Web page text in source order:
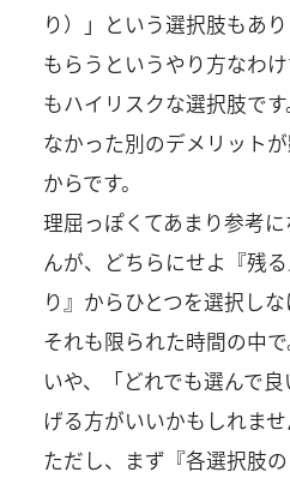
り）」という選択肢もあ
もらうというやり方なわ
もハイリスクな選択肢で
なかった別のデメリット
からです。
理屈っぽくてあまり参考
んが、どちらにせよ『残
り』からひとつを選択しな
それも限られた時間の中で
いや、「どれでも選んで
げる方がいいかもしれませ
ただし、まず『各選択肢